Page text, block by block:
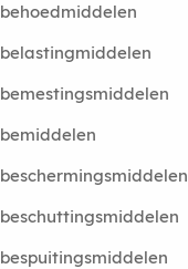
behoedmiddelen
belastingmiddelen
bemestingsmiddelen
bemiddelen
beschermingsmiddelen
beschuttingsmiddelen
bespuitingsmiddelen